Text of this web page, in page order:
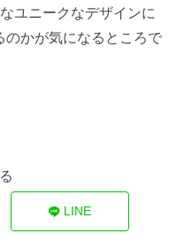
ユニークなデザインに
のかが気になるところで
LINE